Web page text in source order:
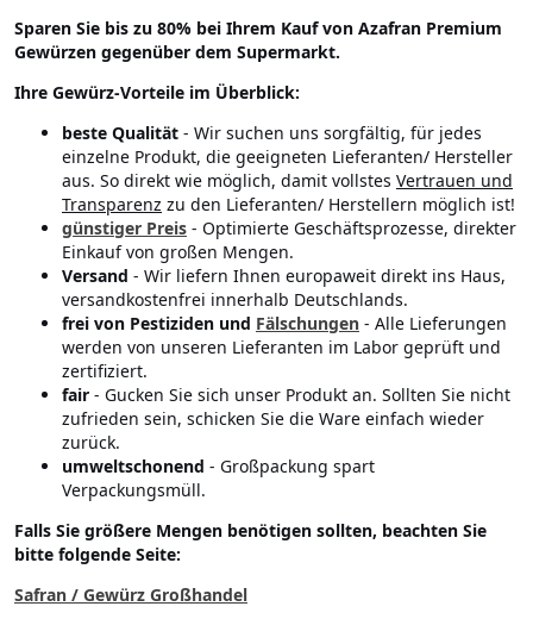
Sparen Sie bis zu 80% bei Ihrem Kauf von Azafran Premium
Gewürzen gegenüber dem Supermarkt.
Ihre Gewürz-Vorteile im Überblick:
beste Qualität - Wir suchen uns sorgfältig, für jedes
einzelne Produkt, die geeigneten Lieferanten/ Hersteller
aus. So direkt wie möglich, damit vollstes Vertrauen und
Transparenz zu den Lieferanten/ Herstellern möglich ist!
günstiger Preis - Optimierte Geschäftsprozesse, direkter
Einkauf von großen Mengen.
Versand - Wir liefern Ihnen europaweit direkt ins Haus,
versandkostenfrei innerhalb Deutschlands.
frei von Pestiziden und Fälschungen - Alle Lieferungen
werden von unseren Lieferanten im Labor geprüft und
zertifiziert.
fair - Gucken Sie sich unser Produkt an. Sollten Sie nicht
zufrieden sein, schicken Sie die Ware einfach wieder
zurück.
umweltschonend - Großpackung spart
Verpackungsmüll.
Falls Sie größere Mengen benötigen sollten, beachten Sie
bitte folgende Seite:
Safran / Gewürz Großhandel